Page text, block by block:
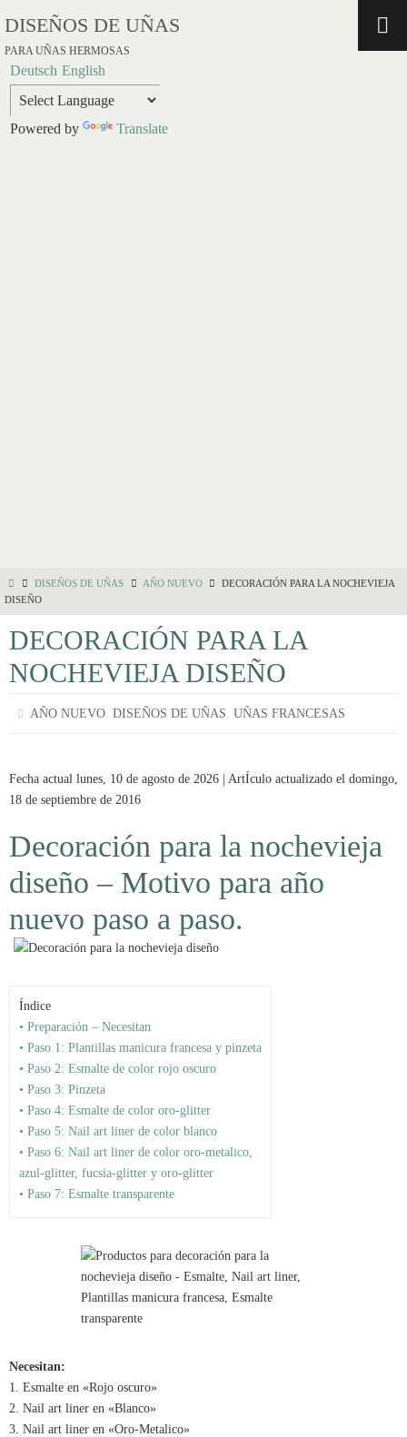
DISEÑOS DE UÑAS
PARA UÑAS HERMOSAS
Deutsch English
Powered by Translate
DISEÑOS DE UÑAS AÑO NUEVO
DECORACIÓN PARA LA NOCHEVIEJA
DISEÑO
DECORACIÓN PARA LA
NOCHEVIEJA DISEÑO
AÑO NUEVO,DISEÑOS DE UÑAS,UÑAS FRANCESAS
Fecha actual lunes, 10 de agosto de 2026 | ArtÍculo actualizado el domingo,
18 de septiembre de 2016
Decoración para la nochevieja
diseño – Motivo para año
nuevo paso a paso.
Índice
• Preparación – Necesitan
• Paso 1: Plantillas manicura francesa y pinzeta
• Paso 2: Esmalte de color rojo oscuro
• Paso 3: Pinzeta
• Paso 4: Esmalte de color oro-glitter
• Paso 5: Nail art liner de color blanco
• Paso 6: Nail art liner de color oro-metalico,
azul-glitter, fucsia-glitter y oro-glitter
• Paso 7: Esmalte transparente
Necesitan:
1. Esmalte en «Rojo oscuro»
2. Nail art liner en «Blanco»
3. Nail art liner en «Oro-Metalico»